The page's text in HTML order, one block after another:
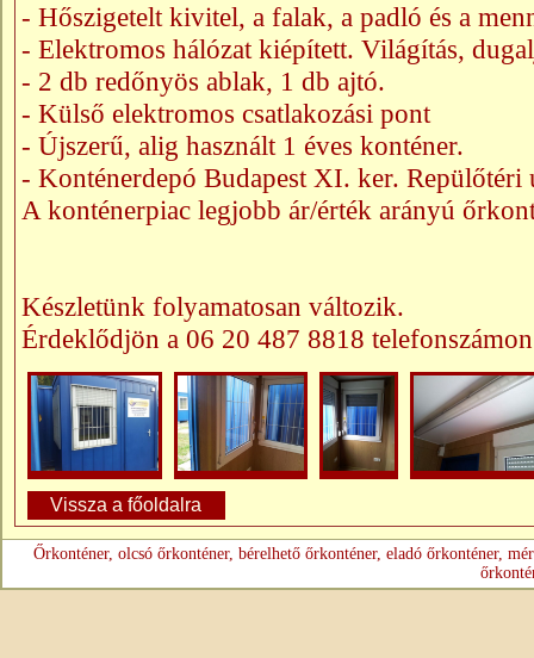
- Hőszigetelt kivitel, a falak, a padló és a
- Elektromos hálózat kiépített. Világítás,
- 2 db redőnyös ablak, 1 db ajtó.
- Külső elektromos csatlakozási pont
- Újszerű, alig használt 1 éves konténer.
- Konténerdepó Budapest XI. ker. Repülőtéri
A konténerpiac legjobb ár/érték arányú
Készletünk folyamatosan változik.
Érdeklődjön a 06 20 487 8818
Vissza a főoldalra
Őrkonténer, olcsó őrkonténer, bérelhető őrkonténer, eladó őrkonténer,